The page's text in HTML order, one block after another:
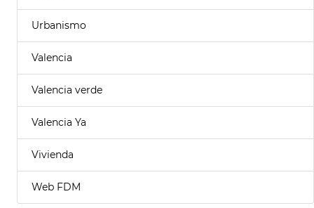
Urbanismo
Valencia
Valencia verde
Valencia Ya
Vivienda
Web FDM